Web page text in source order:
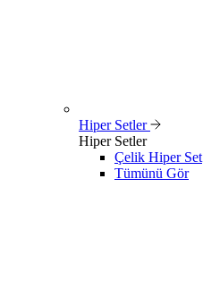
Hiper Setler
Hiper Setler
Çelik Hiper Set
Tümünü Gör